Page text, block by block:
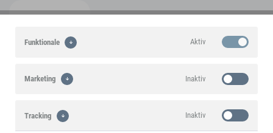
Funktionale Aktiv
Marketing Inaktiv
Tracking Inaktiv